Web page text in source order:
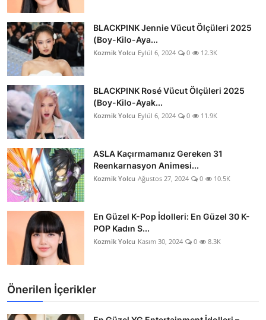
BLACKPINK Jennie Vücut Ölçüleri 2025
(Boy-Kilo-Aya...
Kozmik Yolcu Eylül 6, 2024 0 12.3K
BLACKPINK Rosé Vücut Ölçüleri 2025
(Boy-Kilo-Ayak...
Kozmik Yolcu Eylül 6, 2024 0 11.9K
ASLA Kaçırmamanız Gereken 31
Reenkarnasyon Animesi...
Kozmik Yolcu Ağustos 27, 2024 0 10.5K
En Güzel K-Pop İdolleri: En Güzel 30 K-
POP Kadın S...
Kozmik Yolcu Kasım 30, 2024 0 8.3K
Önerilen İçerikler